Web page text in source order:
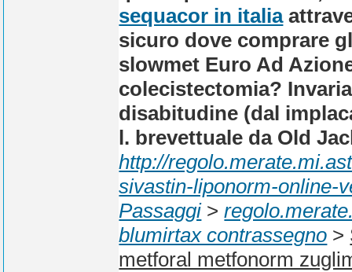
sequacor in italia
sicuro dove comprare
slowmet Euro Ad
colecistectomia?
disabitudine (dal
l. brevettuale da Old
http://
sivastin-liponorm-online-
Passaggi>
blumirtax contrassegno >
metforal metfonorm